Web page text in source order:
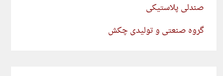
صندلی پلاستیکی
گروه صنعتی و تولیدی چکش